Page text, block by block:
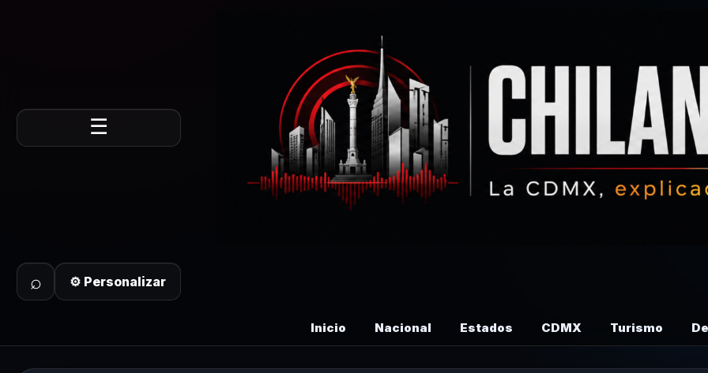
☰
⌕ ⚙ Personalizar
Inicio Nacional Estados CDMX Turismo